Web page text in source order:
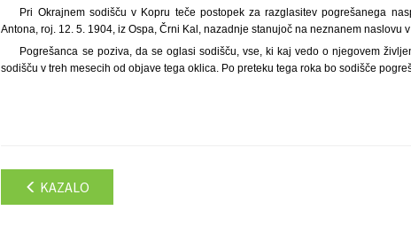
Pri Okrajnem sodišču v Kopru teče postopek za razglasitev pogrešanega
Antona, roj. 12. 5. 1904, iz Ospa, Črni Kal, nazadnje stanujoč na neznanem naslovu
Pogrešanca se poziva, da se oglasi sodišču, vse, ki kaj vedo o njegovem
sodišču v treh mesecih od objave tega oklica. Po preteku tega roka bo sodišče
KAZALO